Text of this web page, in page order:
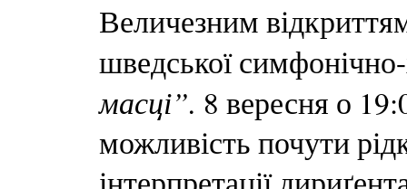
Величезним
шведської
масці”. 8 вересня о
можливість почути